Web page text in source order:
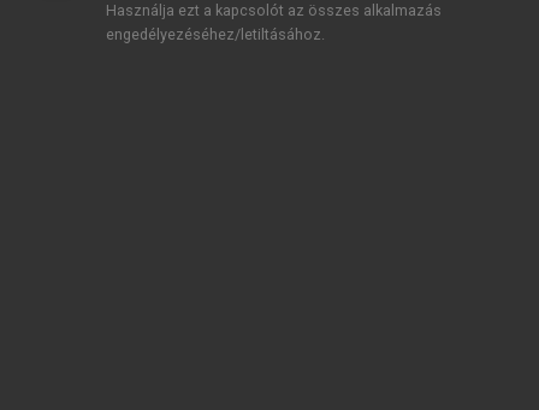
Használja ezt a kapcsolót az összes alkalmazás
engedélyezéséhez/letiltásához.